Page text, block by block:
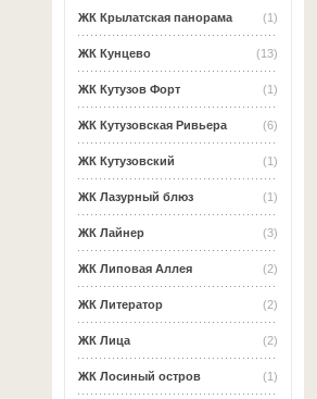
(1)
ЖК Крылатская панорама
(13)
ЖК Кунцево
(1)
ЖК Кутузов Форт
(6)
ЖК Кутузовская Ривьера
(1)
ЖК Кутузовский
(1)
ЖК Лазурный блюз
(3)
ЖК Лайнер
(2)
ЖК Липовая Аллея
(2)
ЖК Литератор
(2)
ЖК Лица
(1)
ЖК Лосиный остров